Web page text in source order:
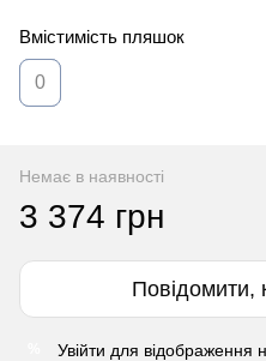
Вмістимість пляшок
0
Немає в наявності
3 374 грн
Повідомити,
Увійти для відображення